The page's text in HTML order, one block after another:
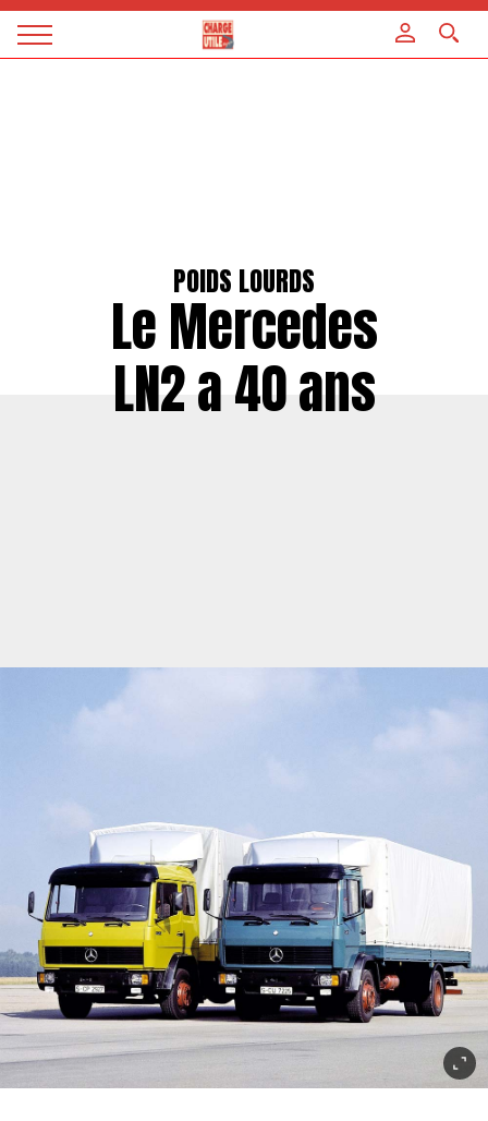
Magazine
POIDS LOURDS
Le Mercedes
LN2 a 40 ans
Panneau de gestion des cookies